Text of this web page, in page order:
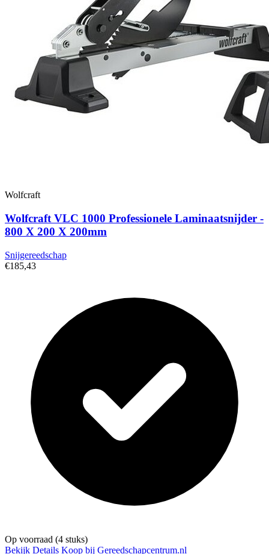
Wolfcraft
Wolfcraft VLC 1000 Professionele Laminaatsnijder -
800 X 200 X 200mm
Snijgereedschap
€185,43
Op voorraad (4 stuks)
Bekijk Details Koop bij Gereedschapcentrum.nl